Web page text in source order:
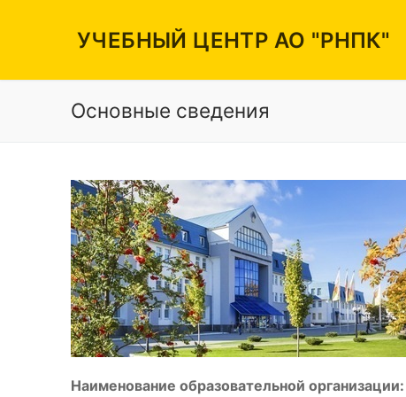
УЧЕБНЫЙ ЦЕНТР АО "РНПК"
Вакансии
Режим работы
Контакты
Основные сведения
Наименование образовательной организации: